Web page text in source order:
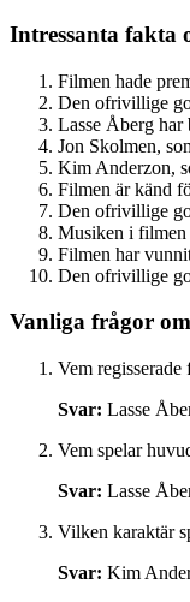
Intressanta fakta
Filmen hade
Den ofrivillige
Lasse Åberg har
Jon Skolmen,
Kim Anderzon,
Filmen är känd
Den ofrivillige
Musiken i filmen
Filmen har
Den ofrivillige
Vanliga frågor
Vem regisserade
Svar: Lasse
Vem spelar
Svar: Lasse
Vilken karaktär
Svar: Kim